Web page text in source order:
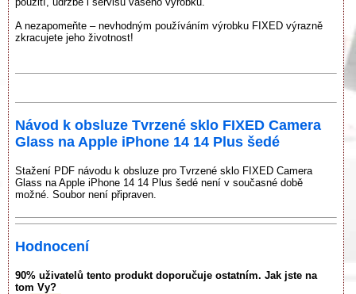
A nezapomeňte – nevhodným používáním výrobku FIXED výrazně
zkracujete jeho životnost!
Návod k obsluze Tvrzené sklo FIXED Camera
Glass na Apple iPhone 14 14 Plus šedé
Stažení PDF návodu k obsluze pro Tvrzené sklo FIXED Camera
Glass na Apple iPhone 14 14 Plus šedé není v současné době
možné. Soubor není připraven.
Hodnocení
90% uživatelů tento produkt doporučuje ostatním. Jak jste na
tom Vy?